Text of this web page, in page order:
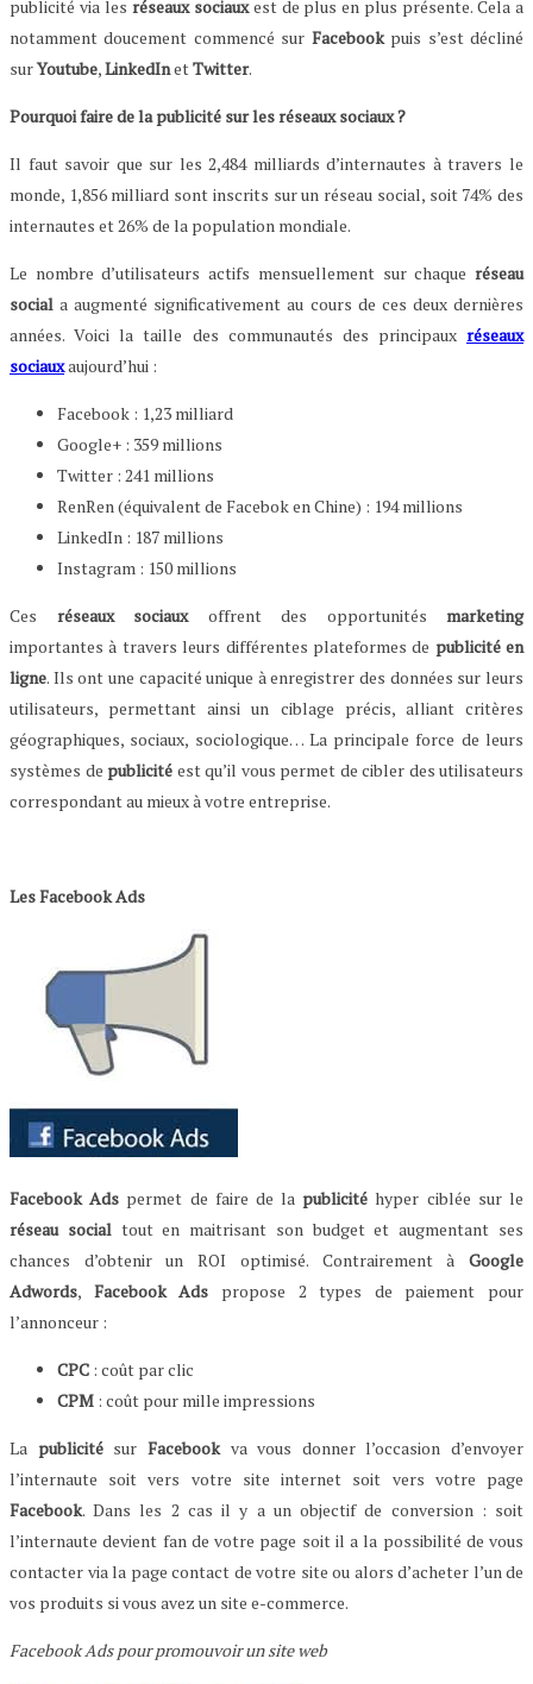
publicité via les réseaux sociauxest de plus en plus présente. Cela a
notamment doucement commencé sur Facebookpuis s’est décliné
surYoutube,LinkedInetTwitter.
Pourquoi faire de la publicité sur les réseaux sociaux ?
Il faut savoir que sur les 2,484 milliards d’internautes à travers le
monde, 1,856 milliard sont inscrits sur un réseau social, soit 74% des
internautes et 26% de la population mondiale.
Le nombre d’utilisateurs actifs mensuellement sur chaque réseau
social a augmenté significativement au cours de ces deux dernières
années. Voici la taille des communautés des principaux réseaux
sociauxaujourd’hui :
Facebook : 1,23 milliard
Google+ : 359 millions
Twitter : 241 millions
RenRen (équivalent de Facebok en Chine) : 194 millions
LinkedIn : 187 millions
Instagram : 150 millions
Ces réseaux sociauxoffrent des opportunités marketing
importantes à travers leurs différentes plateformes de publicité en
ligne. Ils ont une capacité unique à enregistrer des données sur leurs
utilisateurs, permettant ainsi un ciblage précis, alliant critères
géographiques, sociaux, sociologique… La principale force de leurs
systèmes de publicité est qu’il vous permet de cibler des utilisateurs
correspondant au mieux à votre entreprise.
Les Facebook Ads
Facebook Ads permet de faire de lapublicité hyper ciblée sur le
réseau socialtout en maitrisant son budget et augmentant ses
chances d’obtenir un ROI optimisé. Contrairement à Google
Adwords, Facebook Ads propose 2 types de paiement pour
l’annonceur :
CPC : coût par clic
CPM : coût pour mille impressions
La publicitésur Facebookva vous donner l’occasion d’envoyer
l’internaute soit vers votre site internet soit vers votre page
Facebook. Dans les 2 cas il y a un objectif de conversion : soit
l’internaute devient fan de votre page soit il a la possibilité de vous
contacter via la page contact de votre site ou alors d’acheter l’un de
vos produits si vous avez un site e-commerce.
Facebook Ads pour promouvoir un site web